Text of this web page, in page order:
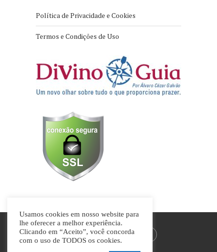
Política de Privacidade e Cookies
Termos e Condições de Uso
Usamos cookies em nosso website para
lhe oferecer a melhor experiência.
Clicando em “Aceito”, você concorda
com o uso de TODOS os cookies.